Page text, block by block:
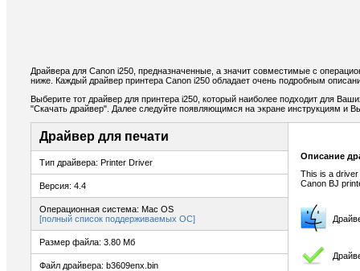
Драйвера для Canon i250, предназначенные, а значит совместимые с
ниже. Каждый драйвер принтера Canon i250 обладает очень подробным
Выберите тот драйвер для принтера i250, который наиболее подходит для
"Скачать драйвер". Далее следуйте появляющимся на экране инструкциям и
Драйвер для печати
Тип драйвера: Printer Driver
Версия: 4.4
Операционная система: Mac OS
[полный список поддерживаемых ОС]
Размер файла: 3.80 Мб
Файл драйвера: b3609enx.bin
Описание
This is a
Canon BJ